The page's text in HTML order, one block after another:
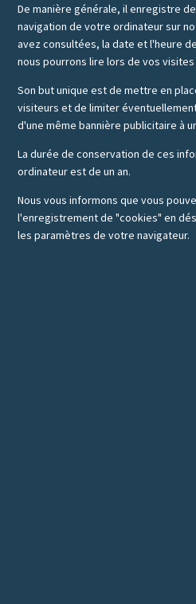
De manière générale, il enregistre
navigation de votre ordinateur sur
avez consultées, la date et l'heure
nous pourrons lire lors de vos
Son but unique est de mettre en
visiteurs et de limiter
d'une même bannière publicitaire à
La durée de conservation de ces
ordinateur est de un an.
Nous vous informons que vous
l'enregistrement de "cookies" en
les paramètres de votre navigateur.